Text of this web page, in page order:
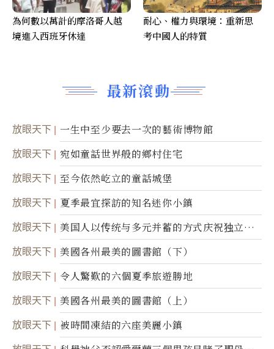
最新滾動
放眼天下 一生中至少要去一次的藝術博物館
放眼天下 宛如童話世界般的鄉村住宅
放眼天下 至今依然屹立的童話城堡
放眼天下 夏季最宜探訪的知名迷你小鎮
放眼天下
美国人以传统与多元并蓄的方式庆祝独立日2
50周年
放眼天下 美國各州最美的圖書館（下）
放眼天下 令人驚歎的六個夏季旅遊勝地
放眼天下 美國各州最美的圖書館（上）
放眼天下 被時間凍結的六座美麗小鎮
為何數以萬計的摩洛哥人越
境進入西班牙休達
耐心、權力與環境：重新思
考中國人的特質